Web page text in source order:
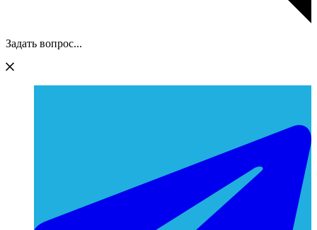
Задать вопрос...